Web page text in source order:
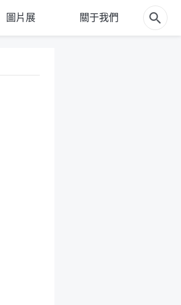
圖片展 關于我們